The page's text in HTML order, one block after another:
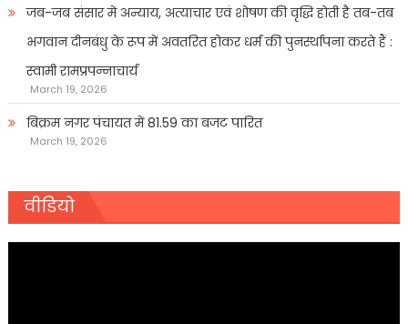
जब-जब संसार में अन्याय, अत्याचार एवं शोषण की वृद्धि होती है तब-तब
भगवान दीनबंधु के रूप में अवतरित होकर धर्म की पुनर्स्थापना करते हैं :
स्वामी रामप्रपन्नाचार्य
March 19, 2026
बिक्रम नगर पंचायत में 81.59 का बजट पारित
March 19, 2026
वीडियो